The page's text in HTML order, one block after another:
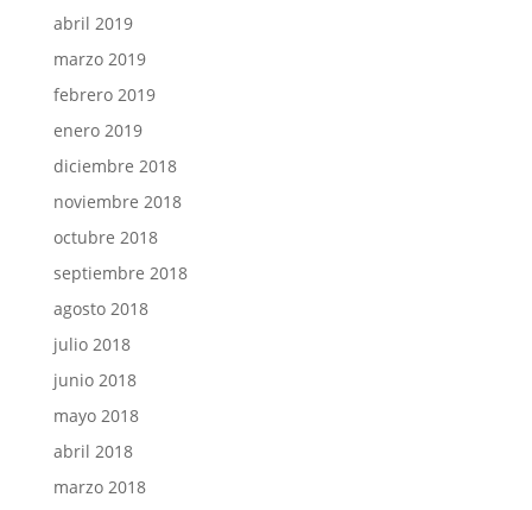
abril 2019
marzo 2019
febrero 2019
enero 2019
diciembre 2018
noviembre 2018
octubre 2018
septiembre 2018
agosto 2018
julio 2018
junio 2018
mayo 2018
abril 2018
marzo 2018